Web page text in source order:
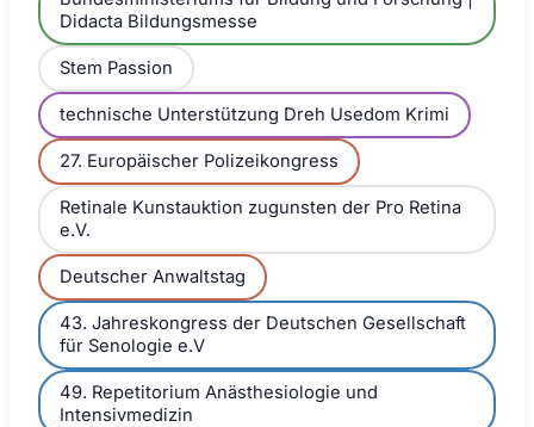
Didacta Bildungsmesse
Stem Passion
technische Unterstützung Dreh Usedom Krimi
27. Europäischer Polizeikongress
Retinale Kunstauktion zugunsten der Pro Retina
e.V.
Deutscher Anwaltstag
43. Jahreskongress der Deutschen Gesellschaft
für Senologie e.V
49. Repetitorium Anästhesiologie und
Intensivmedizin